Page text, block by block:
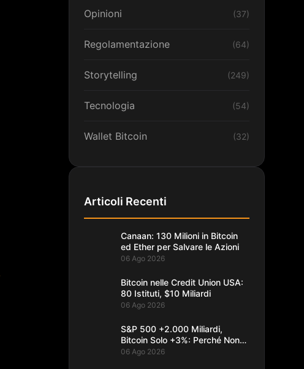
Opinioni (37)
Regolamentazione (64)
Storytelling (249)
Tecnologia (54)
Wallet Bitcoin (32)
Articoli Recenti
Canaan: 130 Milioni in Bitcoin
ed Ether per Salvare le Azioni
06 Ago 2026
Bitcoin nelle Credit Union USA:
80 Istituti, $10 Miliardi
06 Ago 2026
S&P 500 +2.000 Miliardi,
Bitcoin Solo +3%: Perché Non
Segue
06 Ago 2026